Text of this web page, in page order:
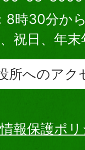
8時30分か
、祝日、年
所へのアク
報保護ポ